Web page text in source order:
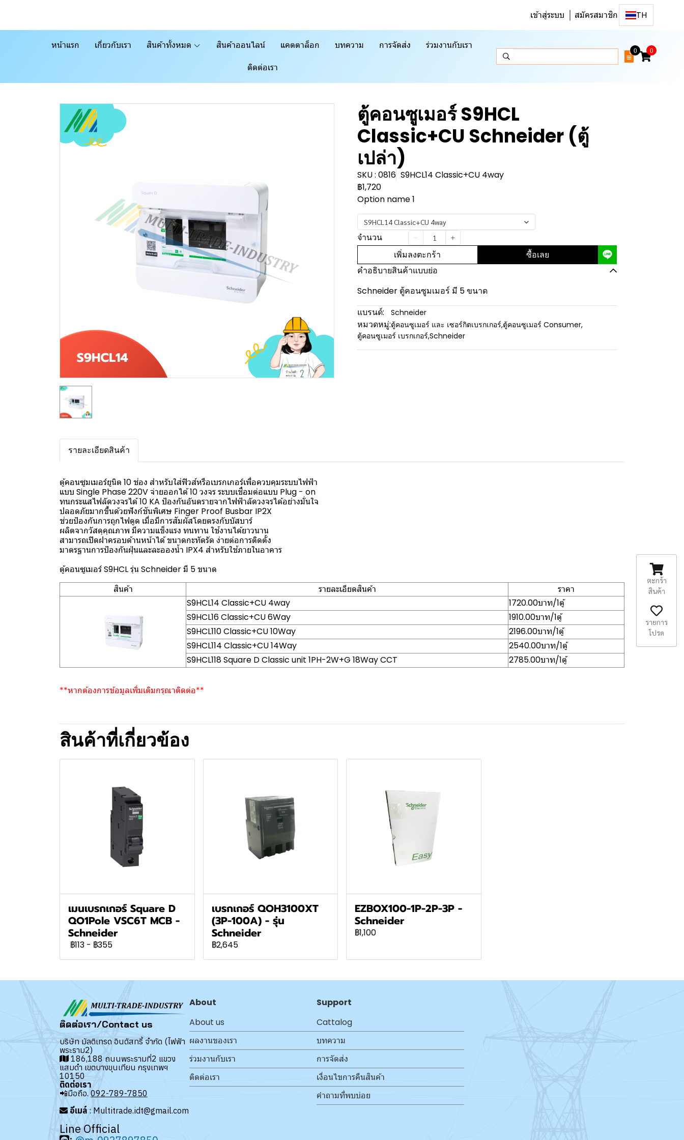
เข้าสู่ระบบ สมัครสมาชิก TH
หน้าแรก เกี่ยวกับเรา สินค้าทั้งหมด สินค้าออนไลน์ แคตตาล็อก บทความ การจัดส่ง ร่วมงานกับเรา
ติดต่อเรา
0 0
ตู้คอนซูเมอร์ S9HCL
Classic+CU Schneider (ตู้
เปล่า)
SKU : 0816 S9HCL14 Classic+CU 4way
฿1,720
Option name 1
S9HCL14 Classic+CU 4way
จำนวน
เพิ่มลงตะกร้า ซื้อเลย
คำอธิบายสินค้าแบบย่อ
Schneider ตู้คอนซูมเมอร์ มี 5 ขนาด
แบรนด์:
Schneider
หมวดหมู่:ตู้คอนซูเมอร์ และ เซอร์กิตเบรกเกอร์,ตู้คอนซูเมอร์ Consumer,
ตู้คอนซูเมอร์ เบรกเกอร์,Schneider
รายละเอียดสินค้า
ตู้คอนซูมเมอร์ยูนิต 10 ช่อง สำหรับใส่ฟิวส์หรือเบรกเกอร์เพื่อควบคุมระบบไฟฟ้า
แบบ Single Phase 220V จ่ายออกได้ 10 วงจร ระบบเชื่อมต่อแบบ Plug - on
ทนกระแสไฟลัดวงจรได้ 10 KA ป้องกันอันตรายจากไฟฟ้าลัดวงจรได้อย่างมั่นใจ
ปลอดภัยมากขึ้นด้วยฟังก์ชันพิเศษ Finger Proof Busbar IP2X
ช่วยป้องกันการถูกไฟดูด เมื่อมีการสัมผัสโดยตรงกับบัสบาร์
ผลิตจากวัสดุคุณภาพ มีความแข็งแรง ทนทาน ใช้งานได้ยาวนาน
สามารถเปิดฝาครอบด้านหน้าได้ ขนาดกะทัดรัด ง่ายต่อการติดตั้ง
มาตรฐานการป้องกันฝุ่นและละอองน้ำ IPX4 สำหรับใช้ภายในอาคาร
ตู้คอนซูเมอร์ S9HCL รุ่น Schneider มี 5 ขนาด
สินค้า
รายละเอียดสินค้า
ราคา
S9HCL14 Classic+CU 4way
1720.00บาท/1ตู้
S9HCL16 Classic+CU 6Way
1910.00บาท/1ตู้
S9HCL110 Classic+CU 10Way
2196.00บาท/1ตู้
S9HCL114 Classic+CU 14Way
2540.00บาท/1ตู้
S9HCL118 Square D Classic unit 1PH-2W+G 18Way CCT
2785.00บาท/1ตู้
**หากต้องการข้อมูลเพิ่มเติมกรุณาติดต่อ**
สินค้าที่เกี่ยวข้อง
เมนเบรกเกอร์ Square D
QO1Pole VSC6T MCB -
Schneider
฿113 - ฿355
เบรกเกอร์ QOH3100XT
(3P-100A) - รุ่น
Schneider
฿2,645
EZBOX100-1P-2P-3P -
Schneider
฿1,100
ติดต่อเรา/Contact us
บริษัท มัลติเทรด อินดัสทรี้ จำกัด (ไฟฟ้า
พระราม2)
186,188 ถนนพระรามที่2 แขวง
แสมดำ เขตบางขุนเทียน กรุงเทพฯ
10150
ติดต่อเรา
📲มือถือ. 092-789-7850
อีเมล์ : Multitrade.idt@gmail.com
Line Official
About
About us
ผลงานของเรา
ร่วมงานกับเรา
ติดต่อเรา
Support
Cattalog
บทความ
การจัดส่ง
เงื่อนไขการคืนสินค้า
คำถามที่พบบ่อย
ตะกร้า
สินค้า
รายการ
โปรด